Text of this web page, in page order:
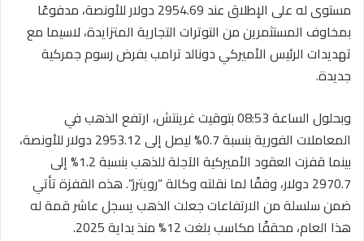
مستوى له على الإطلاق عند 2954.69 دولار للأونصة، مدفوعًا
بمخاوف المستثمرين من التوترات التجارية المتزايدة، لاسيما مع
تهديدات الرئيس الأميركي دونالد ترامب بفرض رسوم جمركية
جديدة.
وبحلول الساعة 08:53 بتوقيت غرينتش، ارتفع الذهب في
المعاملات الفورية بنسبة 0.7% ليصل إلى 2953.12 دولار للأونصة،
بينما قفزت العقود الأميركية الآجلة للذهب بنسبة 1.2% إلى
2970.7 دولار، وفقًا لما نقلته وكالة “رويترز”. هذه القفزة تأتي
ضمن سلسلة من الارتفاعات جعلت الذهب يسجل عاشر قمة له
هذا العام، محققًا مكاسب بلغت 12% منذ بداية 2025.